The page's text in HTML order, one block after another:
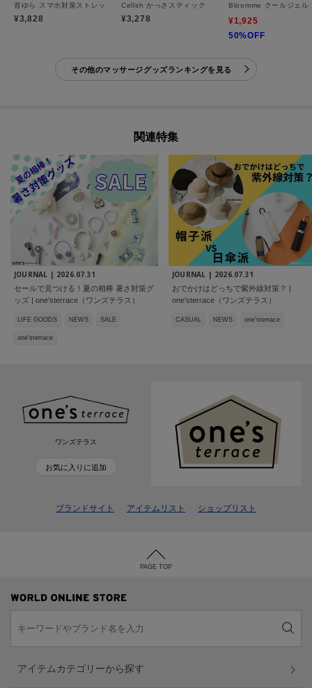
首ゆら スマホ対策ストレッチャー
¥3,828
Cellsh かっさスティック
¥3,278
Bloomme クールジェル
¥1,925
50%OFF
その他のマッサージグッズランキングを見る
関連特集
JOURNAL | 2026.07.31
セールで見つける！夏の相棒 暑さ対策グ
ッズ | one'sterrace（ワンズテラス）
LIFE GOODS NEWS SALE
one'sterrace
JOURNAL | 2026.07.31
おでかけはどっちで紫外線対策？ |
one'sterrace（ワンズテラス）
CASUAL NEWS one'sterrace
ワンズテラス
お気に入りに追加
ブランドサイト アイテムリスト ショップリスト
PAGE TOP
アイテムカテゴリーから探す